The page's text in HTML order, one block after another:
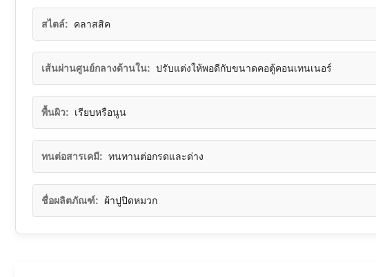
สไตล์: คลาสสิค
เส้นผ่านศูนย์กลางด้านใน: ปรับแต่งให้พอดีกับขนาดคอตู้คอนเทนเนอร์
พื้นผิว: เรียบหรือนูน
ทนต่อสารเคมี: ทนทานต่อกรดและด่าง
ชื่อผลิตภัณฑ์: ผ้าปูปิดหมวก